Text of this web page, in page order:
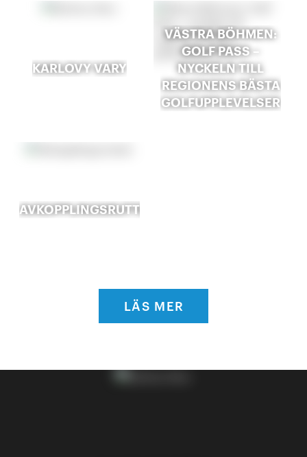
KARLOVY VARY
VÄSTRA BÖHMEN:
GOLF PASS –
NYCKELN TILL
REGIONENS BÄSTA
GOLFUPPLEVELSER
AVKOPPLINGSRUTTEN
LÄS MER